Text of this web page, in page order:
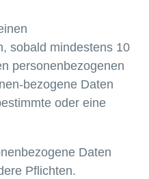
sobald mindestens 10
personenbezogenen
bezogene Daten
oder eine
Daten
Pflichten.